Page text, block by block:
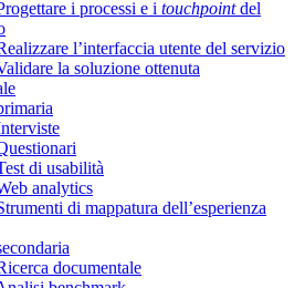
i processi e i touchpointdel
l’interfaccia utente del servizio
la soluzione ottenuta
di usabilità
analytics
di mappatura dell’esperienza
documentale